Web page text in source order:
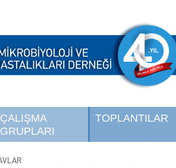
ÇALIŞMA
GRUPLARI
TOPLANTILAR